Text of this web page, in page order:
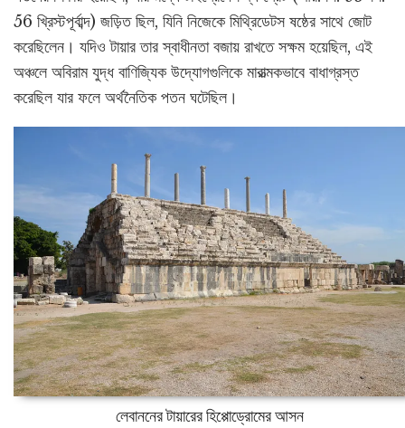
56 খ্রিস্টপূর্বাব্দ) জড়িত ছিল, যিনি নিজেকে মিথ্রিডেটস ষষ্ঠের সাথে জোট
করেছিলেন। যদিও টায়ার তার স্বাধীনতা বজায় রাখতে সক্ষম হয়েছিল, এই
অঞ্চলে অবিরাম যুদ্ধ বাণিজ্যিক উদ্যোগগুলিকে মারাত্মকভাবে বাধাগ্রস্ত
করেছিল যার ফলে অর্থনৈতিক পতন ঘটেছিল।
লেবাননের টায়ারের হিপ্পোড্রোমের আসন